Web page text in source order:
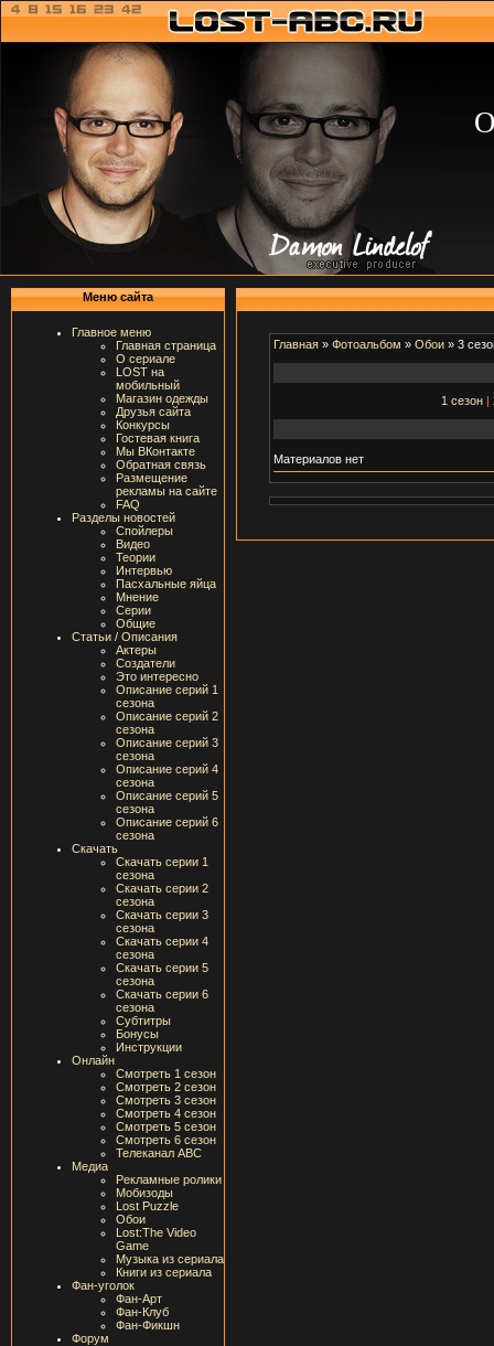
Меню сайта
Главное меню
Главная страница
О сериале
LOST на
мобильный
Магазин одежды
Друзья сайта
Конкурсы
Гостевая книга
Мы ВКонтакте
Обратная связь
Размещение
рекламы на сайте
FAQ
Разделы новостей
Спойлеры
Видео
Теории
Интервью
Пасхальные яйца
Мнение
Серии
Общие
Статьи / Описания
Актеры
Создатели
Это интересно
Описание серий 1
сезона
Описание серий 2
сезона
Описание серий 3
сезона
Описание серий 4
сезона
Описание серий 5
сезона
Описание серий 6
сезона
Скачать
Скачать серии 1
сезона
Скачать серии 2
сезона
Скачать серии 3
сезона
Скачать серии 4
сезона
Скачать серии 5
сезона
Скачать серии 6
сезона
Субтитры
Бонусы
Инструкции
Онлайн
Смотреть 1 сезон
Смотреть 2 сезон
Смотреть 3 сезон
Смотреть 4 сезон
Смотреть 5 сезон
Смотреть 6 сезон
Телеканал ABC
Медиа
Рекламные ролики
Мобизоды
Lost Puzzle
Обои
Lost:The Video
Game
Музыка из сериала
Книги из сериала
Фан-уголок
Фан-Арт
Фан-Клуб
Фан-Фикшн
Форум
Главная » Фотоальбом » Обои » 3
1 сезон|
Материалов нет